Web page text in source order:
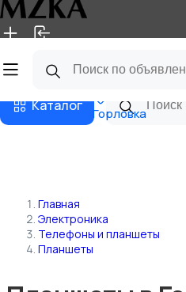
Главная Магазины
Каталог Горловка
Главная
Электроника
Телефоны и планшеты
Планшеты